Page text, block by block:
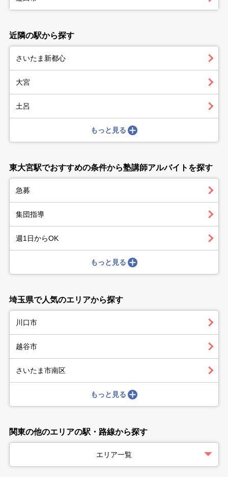
近隣の駅から探す
さいたま新都心
大宮
土呂
もっと見る
東大宮駅でおすすめの条件から塾講師アルバイトを探す
急募
集団指導
週1日からOK
もっと見る
埼玉県で人気のエリアから探す
川口市
越谷市
さいたま市南区
もっと見る
関東の他のエリアの駅・路線から探す
エリア一覧